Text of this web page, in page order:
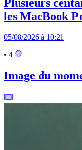
Plusieurs
les MacBook
05/08/2026 à 10:21
• 4
Image du